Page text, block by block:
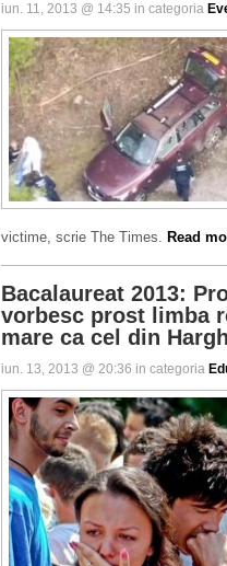
iun. 11, 2013 @ 14:35 in categoria
victime, scrie The Times. Read
Bacalaureat 2013:
vorbesc prost limba
mare ca cel din
iun. 13, 2013 @ 20:36 in categoria